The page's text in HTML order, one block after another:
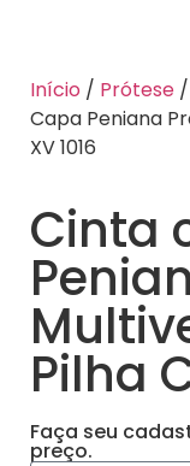
Início / Prótese /
Capa Peniana
XV 1016
Cinta
Pilha
Faça seu
preço.